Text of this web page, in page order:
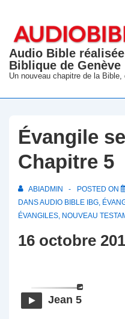
passer
contenu
principal
Audio Bible
Biblique de Genève
Un nouveau chapitre de la Bible,
Évangile
Chapitre 5
ABIADMIN POSTED ON
DANSAUDIO BIBLE IBG,
ÉVANGILES, NOUVEAU
16 octobre
Jean 5